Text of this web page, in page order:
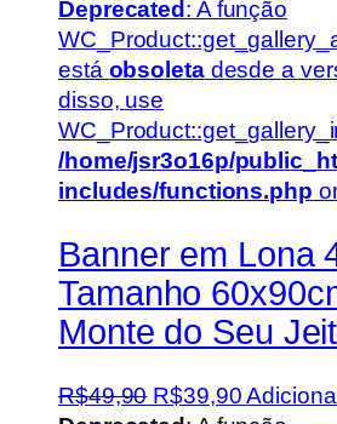
Deprecated : A função
está obsoletadesde a
disso, use
/home/jsr3o16p/
includes/functions.php
Banner em Lona
Tamanho
Monte do Seu
R$49,90 O
R$39,90O